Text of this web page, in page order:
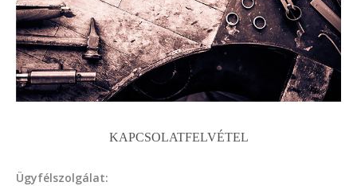
KAPCSOLATFELVÉTEL
Ügyfélszolgálat: